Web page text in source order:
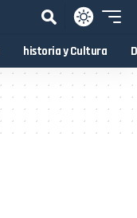
historia y Cultura